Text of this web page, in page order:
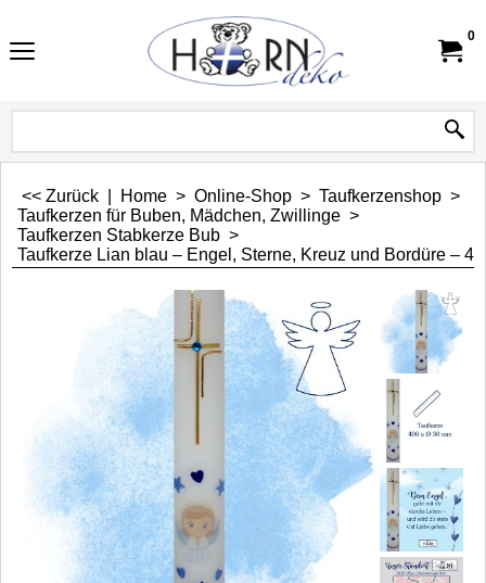
0
<< Zurück Home > Online-Shop > Taufkerzenshop >
Taufkerzen für Buben, Mädchen, Zwillinge >
Taufkerzen Stabkerze Bub >
Taufkerze Lian blau – Engel, Sterne, Kreuz und Bordüre –